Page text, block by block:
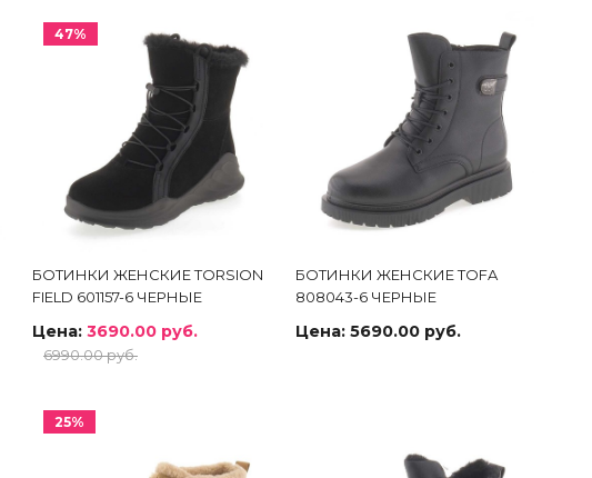
47%
БОТИНКИ ЖЕНСКИЕ TORSION
FIELD 601157-6 ЧЕРНЫЕ
Цена: 3690.00 руб.
6990.00 руб.
БОТИНКИ ЖЕНСКИЕ TOFA
808043-6 ЧЕРНЫЕ
Цена: 5690.00 руб.
25%